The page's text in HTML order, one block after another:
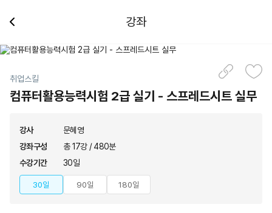
강좌
취업스킬
컴퓨터활용능력시험 2급 실기 - 스프레드시트 실무
강사
문혜영
강좌구성
총 17강 / 480분
수강기간
30일
30일 90일 180일